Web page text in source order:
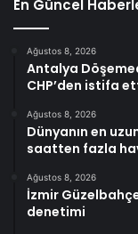
En Güncel
Ağustos 8, 2026
Antalya
CHP’den istifa
Ağustos 8, 2026
Dünyanın en
saatten fazla
Ağustos 8, 2026
İzmir
denetimi